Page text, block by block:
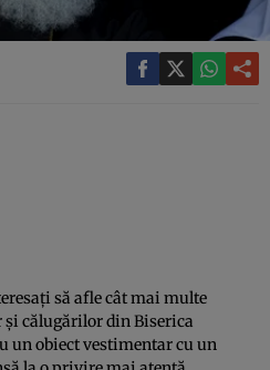
să afle cât mai multe
călugărilor din Biserica
un obiect vestimentar cu un